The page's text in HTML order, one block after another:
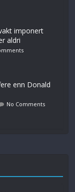
imponert
aldri
enn Donald
No Comments